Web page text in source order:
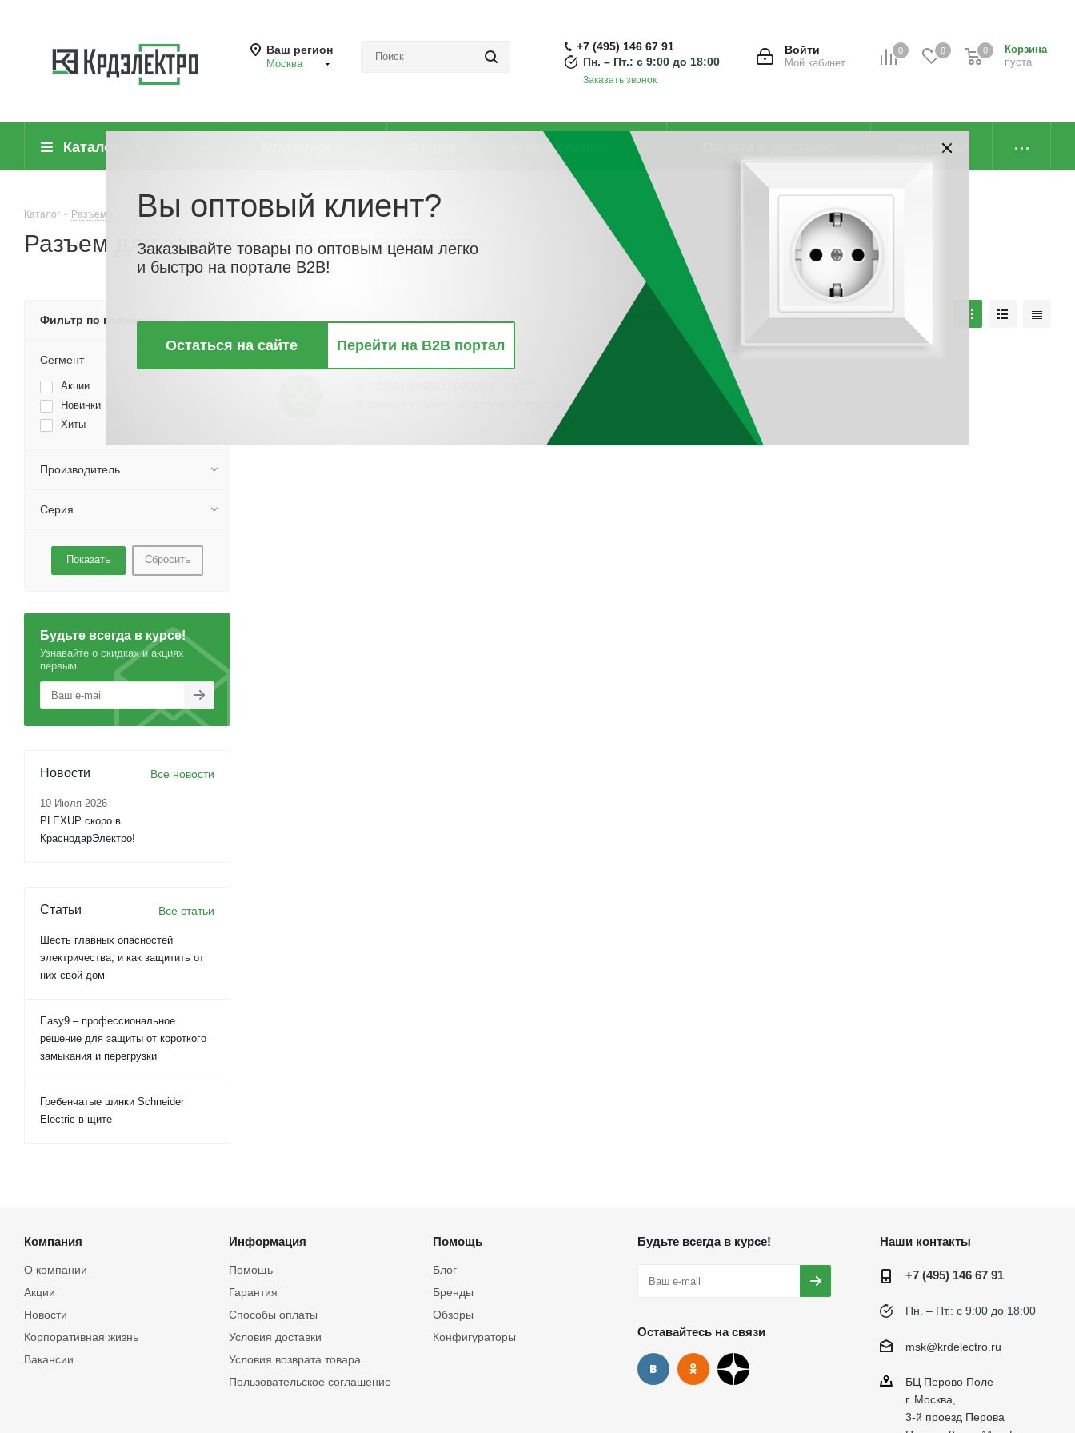
Ваш регион
Москва
0 0
Корзина
пуста
0
Войти
Мой кабинет
+7 (495) 146 67 91
Пн. – Пт.: с 9:00 до 18:00
Заказать звонок
Каталог Направления Контакты
Каталог - Разъемы Разъемы силовые - Разъем для зарядки электротранспорта
Разъем для зарядки электротранспорта
По цене По наличию
Фильтр по параметрам
Сегмент
Акции
Новинки
Хиты
Производитель
Серия
Сбросить
Будьте всегда в курсе!
Узнавайте о скидках и акциях
первым
Новости Все новости
10 Июля 2026
PLEXUP скоро в
КраснодарЭлектро!
Статьи Все статьи
Шесть главных опасностей
электричества, и как защитить от
них свой дом
Easy9 – профессиональное
решение для защиты от короткого
замыкания и перегрузки
Гребенчатые шинки Schneider
Electric в щите
Компания
О компании
Акции
Новости
Корпоративная жизнь
Вакансии
Информация
Помощь
Гарантия
Способы оплаты
Условия доставки
Условия возврата товара
Пользовательское соглашение
Помощь
Блог
Бренды
Обзоры
Конфигураторы
Будьте всегда в курсе!
Оставайтесь на связи
Наши контакты
+7 (495) 146 67 91
Пн. – Пт.: с 9:00 до 18:00
msk@krdelectro.ru
БЦ Перово Поле
г. Москва,
3-й проезд Перова
Вы оптовый клиент?
Заказывайте товары по оптовым ценам легко
и быстро на портале B2B!
Остаться на сайте Перейти на B2B портал